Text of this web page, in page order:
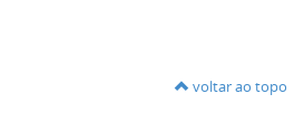
voltar ao topo